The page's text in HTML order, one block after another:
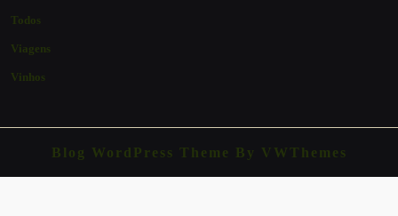
Todos
Viagens
Vinhos
Blog WordPress Theme By VWThemes